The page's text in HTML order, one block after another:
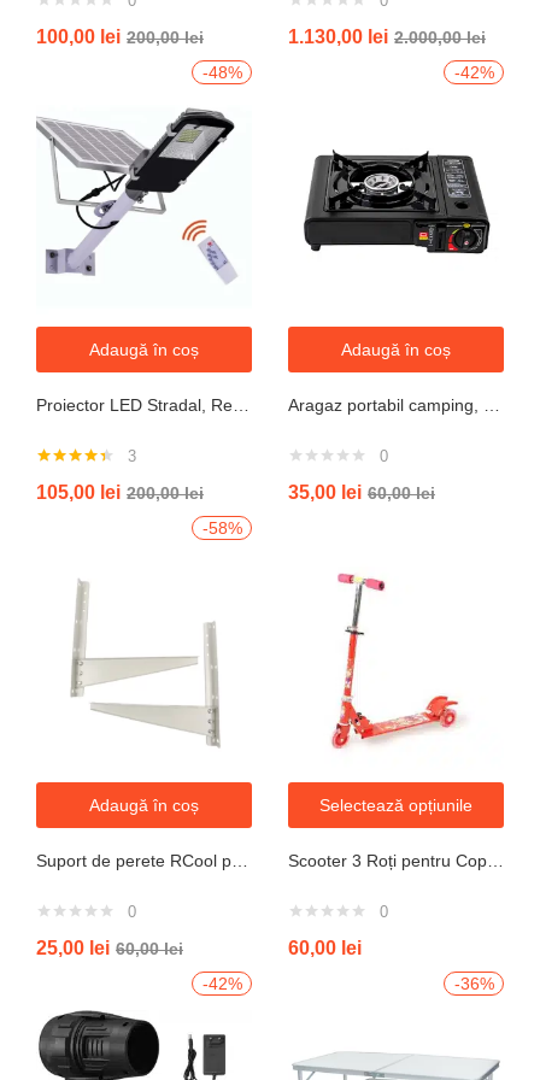
100,00 lei 200,00lei 1.130,00 lei 2.000,00lei
-48%
Adaugă în coș
4.33din 5
3
105,00 lei 200,00lei
-42%
Adaugă în coș
0
35,00 lei 60,00lei
-58%
Adaugă în coș
0
25,00 lei 60,00lei
Selectează opțiunile
0
60,00 lei
-42% -36%